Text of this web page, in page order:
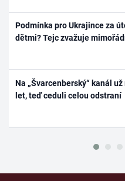
Podmínka pro Ukrajince za
dětmi? Tejc zvažuje
Na „Švarcenberský“ kanál
let, teď ceduli celou odstraní